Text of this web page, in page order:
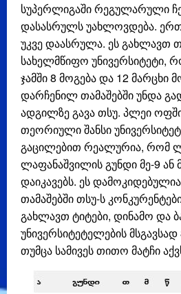
სუპერლიგაში რეგულარული
დასასრულს უახლოვდება.
უკვე დაასრულა. ეს გახლავთ
სახელმწიფო უნივერსიტეტი,
ჯამში 8 მოგება და 12 მარცხი
დარჩენილ თამაშებში უნდა
ადგილზე გავა თსუ. პლეი
თეორიული შანსი
გაცილებით რეალურია, რომ
ლაფანაშვილის გუნდი მე-9 ან
დაიკავებს. ეს
თამაშებში თსუ-ს
გახლავთ ტიტები, დინამო და
უნივერსიტეტელების
თუმცა სამივეს თითო მატჩი